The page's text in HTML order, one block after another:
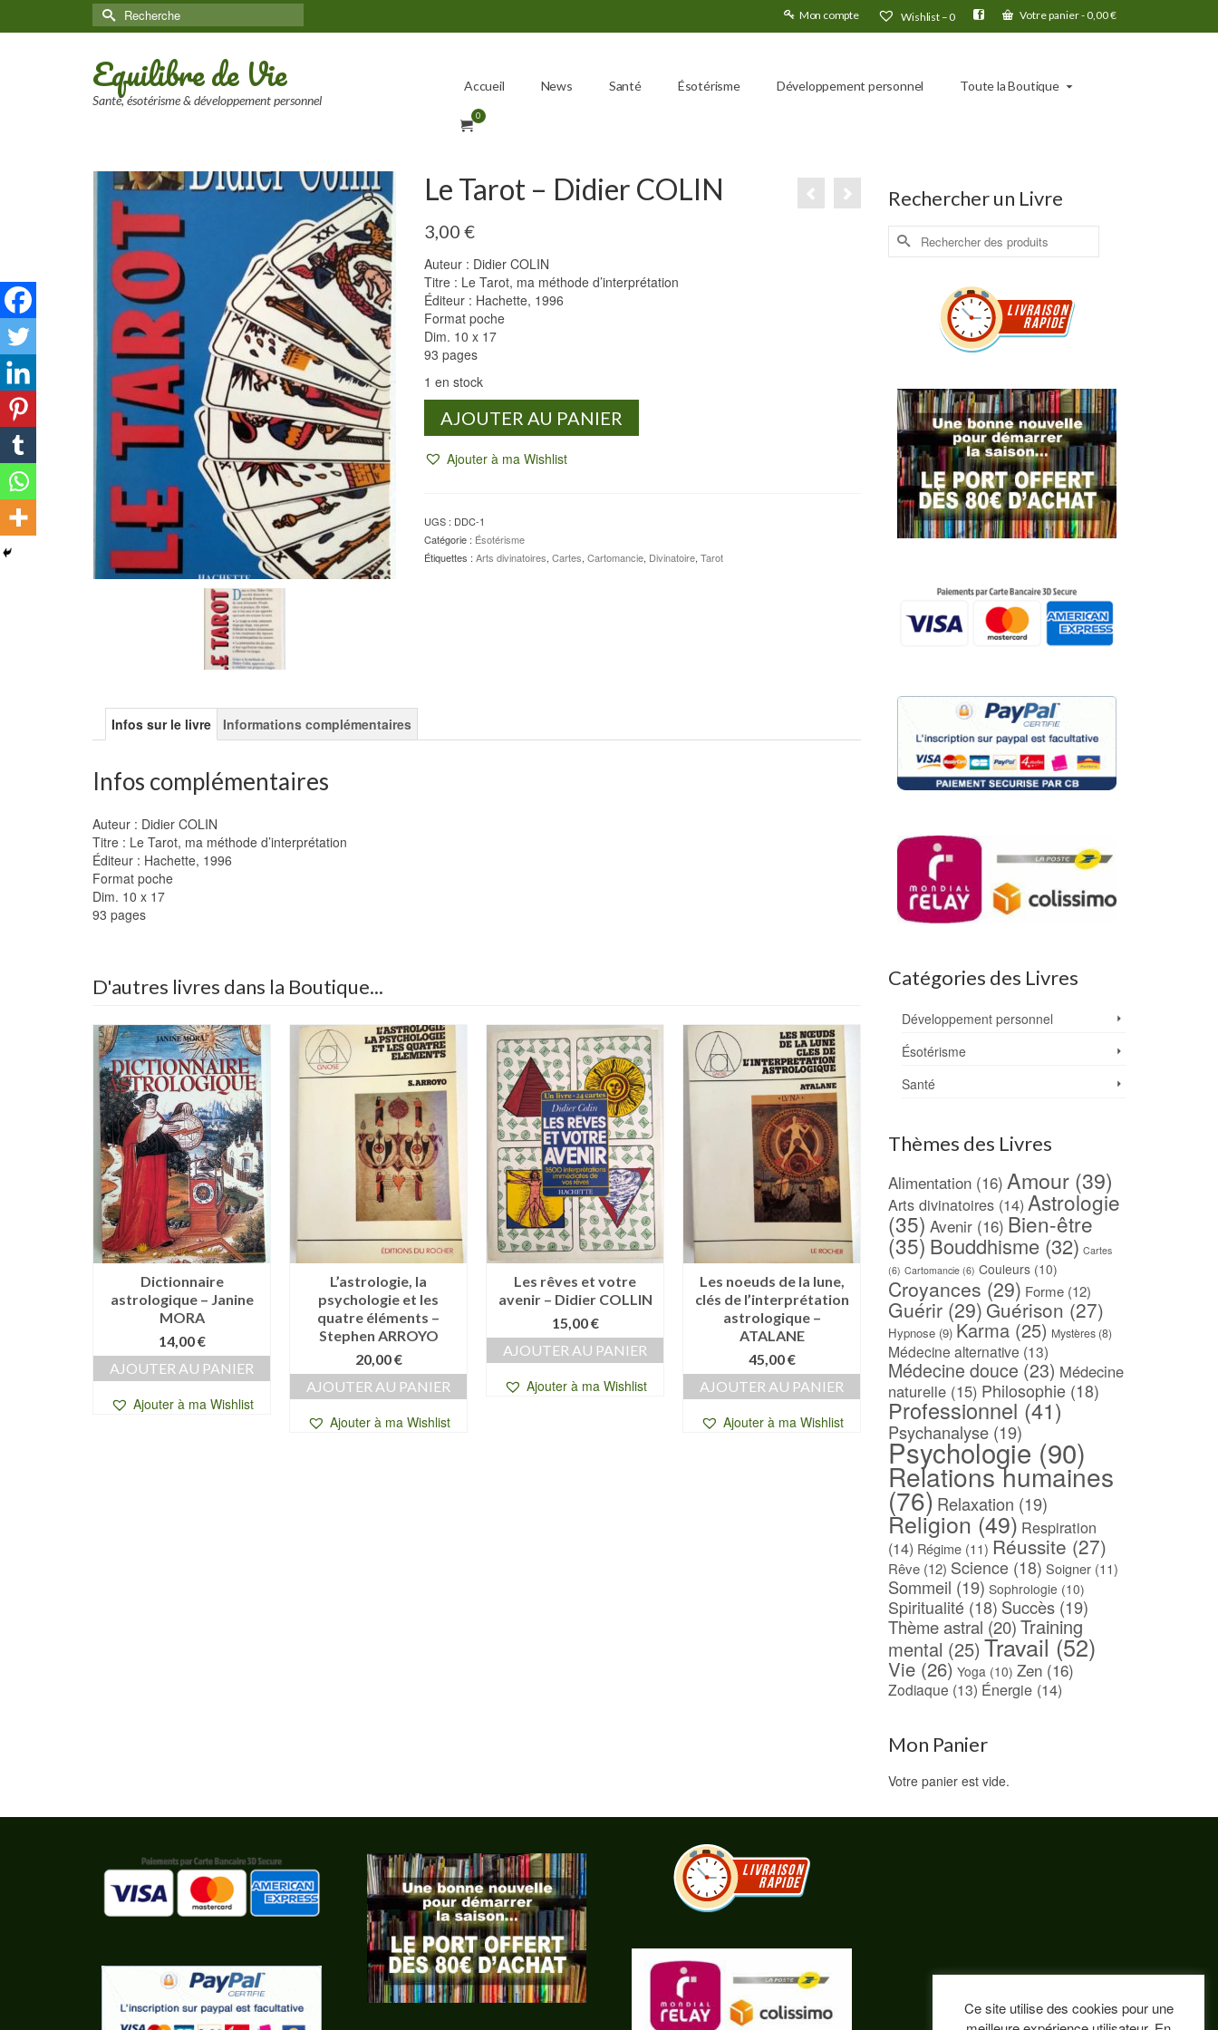
Mon compte Wishlist –0 Votre panier-0,00€
Rechercher :
Equilibre de Vie
Santé, ésotérisme & développement personnel
Accueil News Santé Ésotérisme Développement personnel Toute la Boutique
0
Le Tarot – Didier COLIN
3,00 €
Auteur : Didier COLIN
Titre : Le Tarot, ma méthode d’interprétation
Éditeur : Hachette, 1996
Format poche
Dim. 10 x 17
93 pages
1 en stock
Tarot
COLIN
AJOUTER AU PANIER
Ajouter à ma Wishlist
UGS : DDC-1
Catégorie : Ésotérisme
Étiquettes : Arts divinatoires, Cartes, Cartomancie, Divinatoire, Tarot
Infos sur le livre Informations complémentaires
Infos complémentaires
Auteur : Didier COLIN
Titre : Le Tarot, ma méthode d’interprétation
Éditeur : Hachette, 1996
Format poche
Dim. 10 x 17
93 pages
D'autres livres dans la Boutique...
Dictionnaire
astrologique – Janine
MORA
14,00€
AJOUTER AU PANIER
Ajouter à ma Wishlist
L’astrologie, la
psychologie et les
quatre éléments –
Stephen ARROYO
20,00€
AJOUTER AU PANIER
Ajouter à ma Wishlist
Les rêves et votre
avenir – Didier COLLIN
15,00€
AJOUTER AU PANIER
Ajouter à ma Wishlist
Les noeuds de la lune,
clés de l’interprétation
astrologique –
ATALANE
45,00€
AJOUTER AU PANIER
Ajouter à ma Wishlist
La baguette divinatoire
ou verge de Jacob
[1693] – Jean NICOLES
45,00 €
AJOUTER AU PANIER
Ajouter à ma Wishlist
AJOUTER AU
Rechercher un Livre
Rechercher :
Catégories des Livres
Développement personnel
Ésotérisme
Santé
Thèmes des Livres
Alimentation(16) Amour(39)
Arts divinatoires(14) Astrologie
(35) Avenir(16) Bien-être
(35) Bouddhisme(32) Cartes
(6) Cartomancie(6) Couleurs(10)
Croyances (29) Forme(12)
Guérir(29) Guérison (27)
Hypnose(9) Karma(25) Mystères(8)
Médecine alternative (13)
Médecine douce (23) Médecine
naturelle(15) Philosophie (18)
Professionnel (41)
Psychanalyse(19)
Psychologie (90)
Relations humaines
(76) Relaxation (19)
Religion (49) Respiration
(14) Régime(11) Réussite (27)
Rêve(12) Science (18) Soigner(11)
Sommeil (19) Sophrologie (10)
Spiritualité (18) Succès(19)
Thème astral (20)Training
mental (25) Travail (52)
Vie(26) Yoga (10) Zen(16)
Zodiaque (13) Énergie(14)
Mon Panier
Votre panier est vide.
Ce site utilise des cookies pour une